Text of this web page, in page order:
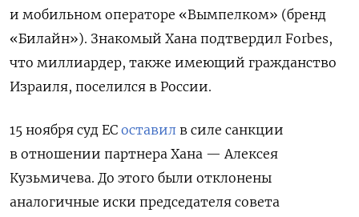
и мобильном операторе «Вымпелком» (бренд
«Билайн»). Знакомый Хана подтвердил Forbes,
что миллиардер, также имеющий гражданство
Израиля, поселился в России.
15 ноября суд ЕС оставил в силе санкции
в отношении партнера Хана — Алексея
Кузьмичева. До этого были отклонены
аналогичные иски председателя совета